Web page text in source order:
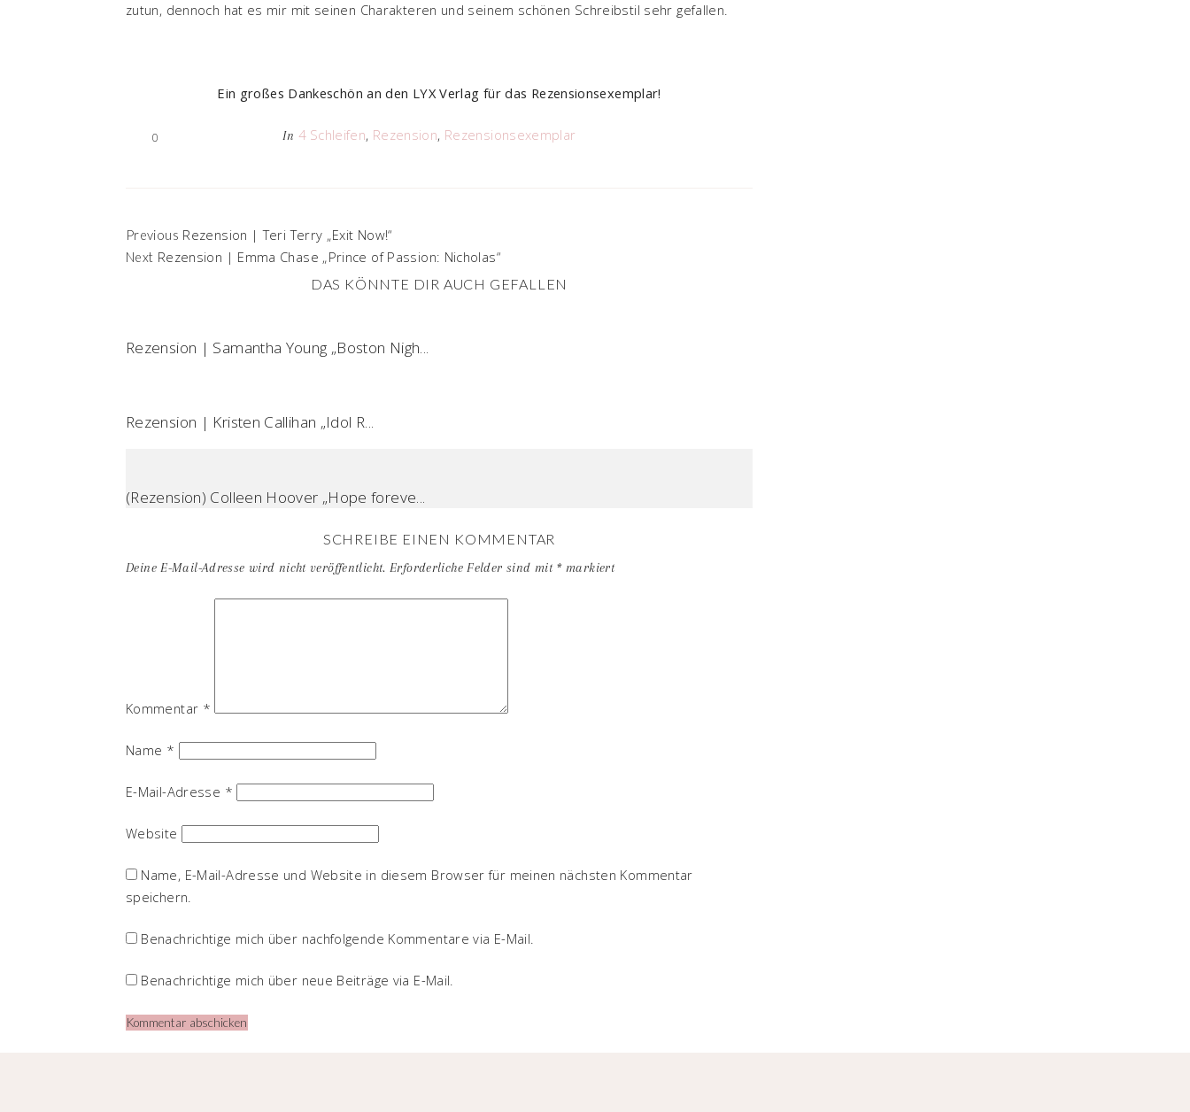
zutun, dennoch hat es mir mit seinen Charakteren und seinem schönen Schreibstil sehr gefallen.
Ein großes Dankeschön an den LYX Verlag für das Rezensionsexemplar!
0 In 4 Schleifen, Rezension, Rezensionsexemplar
Previous Rezension | Teri Terry „Exit Now!“
Next Rezension | Emma Chase „Prince of Passion: Nicholas“
DAS KÖNNTE DIR AUCH GEFALLEN
Rezension | Samantha Young „Boston Nigh...
Rezension | Kristen Callihan „Idol R...
(Rezension) Colleen Hoover „Hope foreve...
SCHREIBE EINEN KOMMENTAR
Deine E-Mail-Adresse wird nicht veröffentlicht. Erforderliche Felder sind mit *markiert
Kommentar *
Name *
E-Mail-Adresse *
Website
Name, E-Mail-Adresse und Website in diesem Browser für meinen nächsten Kommentar
speichern.
Benachrichtige mich über nachfolgende Kommentare via E-Mail.
Benachrichtige mich über neue Beiträge via E-Mail.